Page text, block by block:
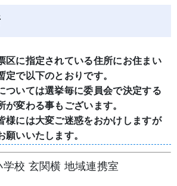
区に指定されている住所にお住まい
定で以下のとおりです。
ついては選挙毎に委員会で決定する
が変わる事もございます。
様には大変ご迷惑をおかけしますが
願いいたします。
校 玄関横 地域連携室